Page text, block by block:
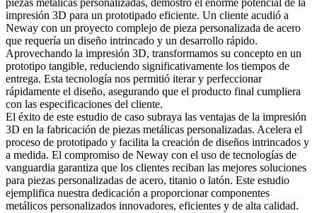
piezas metálicas personalizadas, demostró el enorme potencial de la
impresión 3D para un prototipado eficiente. Un cliente acudió a
Neway con un proyecto complejo de pieza personalizada de acero
que requería un diseño intrincado y un desarrollo rápido.
Aprovechando la impresión 3D, transformamos su concepto en un
prototipo tangible, reduciendo significativamente los tiempos de
entrega. Esta tecnología nos permitió iterar y perfeccionar
rápidamente el diseño, asegurando que el producto final cumpliera
con las especificaciones del cliente.
El éxito de este estudio de caso subraya las ventajas de la impresión
3D en la fabricación de piezas metálicas personalizadas. Acelera el
proceso de prototipado y facilita la creación de diseños intrincados y
a medida. El compromiso de Neway con el uso de tecnologías de
vanguardia garantiza que los clientes reciban las mejores soluciones
para piezas personalizadas de acero, titanio o latón. Este estudio
ejemplifica nuestra dedicación a proporcionar componentes
metálicos personalizados innovadores, eficientes y de alta calidad.